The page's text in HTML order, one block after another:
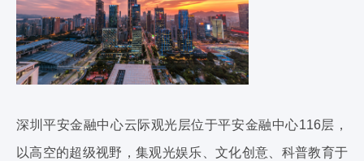
深圳平安金融中心云际观光层位于平安金融中心116层，
以高空的超级视野，集观光娱乐、文化创意、科普教育于